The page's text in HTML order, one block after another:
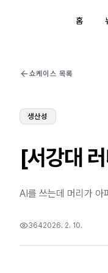
홈
쇼케이스 목록
생산성
[서강대
AI를 쓰는데 머리가 아
3642026. 2. 10.